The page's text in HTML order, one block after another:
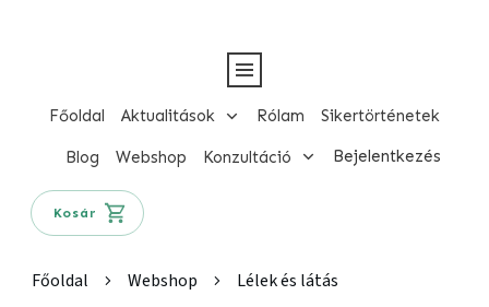
Főoldal Aktualitások Rólam Sikertörténetek
Blog Webshop Konzultáció Bejelentkezés
Kosár
Főoldal Webshop Lélek és látás